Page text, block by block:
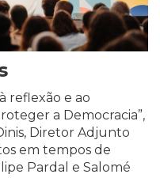
reflexão e ao
a Democracia”,
Diretor Adjunto
em tempos de
Pardal e Salomé